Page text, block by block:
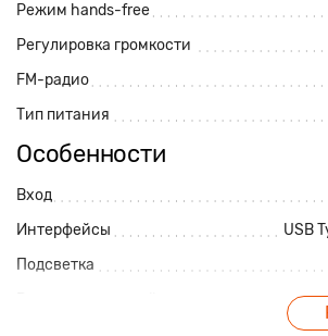
Режим hands-free
Регулировка громкости
FM-радио
Тип питания
Особенности
Вход
Интерфейсы
USB
Подсветка